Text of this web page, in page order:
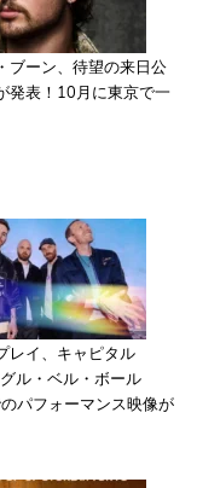
ブーン、待望の来日公
発表！10月に東京で一
レイ、キャピタル
ル・ベル・ボール
パフォーマンス映像が